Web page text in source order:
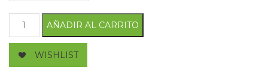
Eterolabis cantidad
AÑADIR AL CARRITO
WISHLIST